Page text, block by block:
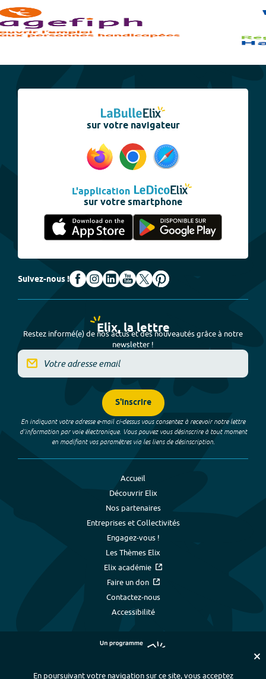
sur votre navigateur
L'application
sur votre smartphone
Suivez-nous !
Elix, la lettre
Restez informé(e) de nos actus et des nouveautés grâce à notre
newsletter !
S'inscrire
En indiquant votre adresse e-mail ci-dessus vous consentez à recevoir notre lettre
d’information par voie électronique. Vous pouvez vous désinscrire à tout moment
en modifiant vos paramètres via les liens de désinscription.
Accueil
Découvrir Elix
Nos partenaires
Entreprises et Collectivités
Engagez-vous !
Les Thèmes Elix
Elix académie
Faire un don
Contactez-nous
Accessibilité
En poursuivant votre navigation sur ce site, vous acceptez